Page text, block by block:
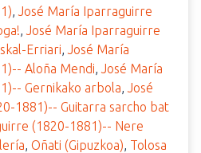
, José María Iparraguirre
, José María Iparraguirre
Erriari, José María
Aloña Mendi, José María
Gernikako arbola, José
1881)-- Guitarra sarcho bat
(1820-1881)-- Nere
, Oñati (Gipuzkoa), Tolosa